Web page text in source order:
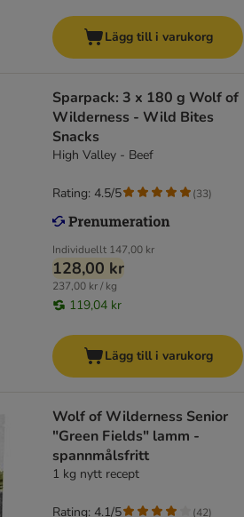
Lägg till i varukorg
Sparpack: 3 x 180 g Wolf of
Wilderness - Wild Bites
Snacks
High Valley - Beef
Individuellt 147,00 kr
128,00 kr
237,00 kr / kg
119,04 kr
Rating: 4.5/5 (33)
Lägg till i varukorg
Wolf of Wilderness Senior
"Green Fields" lamm -
spannmålsfritt
1 kg nytt recept
Rating: 4.1/5 (42)